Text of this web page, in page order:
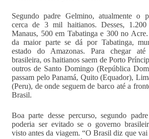
Segundo padre Gelmino, atualmente o
cerca de 3 mil haitianos. Desses, 1.200
Manaus, 500 em Tabatinga e 300 no
da maior parte se dá por Tabatinga,
estado do Amazonas. Para chegar
brasileira, os haitianos saem de Porto
outros de Santo Domingo (República
passam pelo Panamá, Quito (Equador),
(Peru), de onde seguem de barco até a
Brasil.
Boa parte desse percurso, segundo
poderia ser evitado se o governo
visto antes da viagem. “O Brasil diz que vai